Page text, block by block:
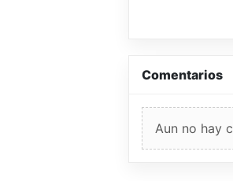
Comentarios
Aun no hay